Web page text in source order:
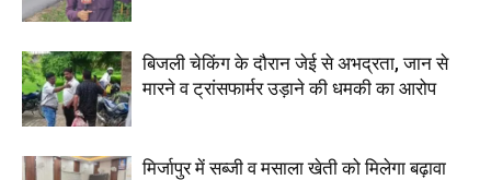
बिजली चेकिंग के दौरान जेई से अभद्रता, जान से
मारने व ट्रांसफार्मर उड़ाने की धमकी का आरोप
मिर्जापुर में सब्जी व मसाला खेती को मिलेगा बढ़ावा